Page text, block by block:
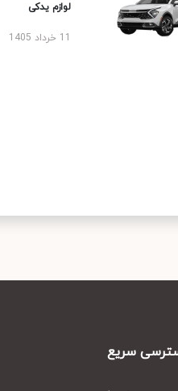
لوازم یدکی
سریع